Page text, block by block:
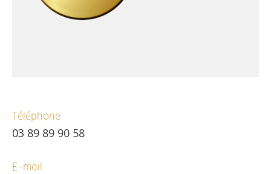
Téléphone
03 89 89 90 58
E-mail